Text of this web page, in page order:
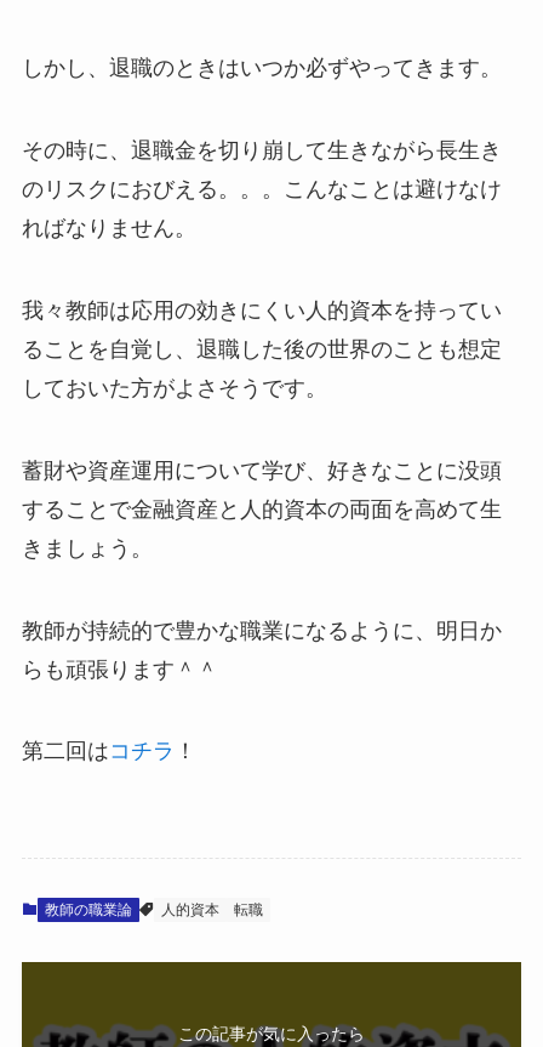
しかし、退職のときはいつか必ずやってきます。
その時に、退職金を切り崩して生きながら長生き
のリスクにおびえる。。。こんなことは避けなけ
ればなりません。
我々教師は応用の効きにくい人的資本を持ってい
ることを自覚し、退職した後の世界のことも想定
しておいた方がよさそうです。
蓄財や資産運用について学び、好きなことに没頭
することで金融資産と人的資本の両面を高めて生
きましょう。
教師が持続的で豊かな職業になるように、明日か
らも頑張ります＾＾
第二回はコチラ ！
教師の職業論 人的資本 転職
この記事が気に入ったら